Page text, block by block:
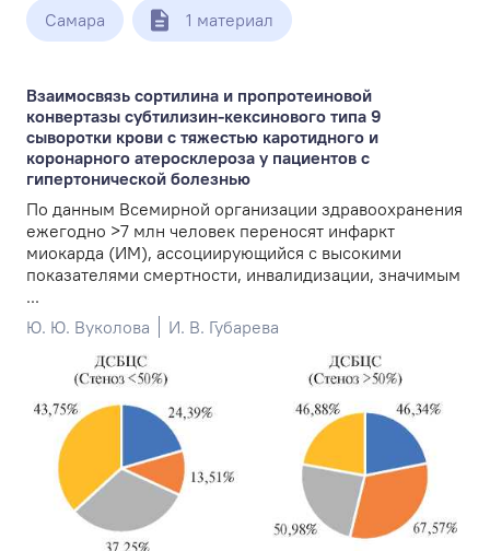
Самара 1 материал
Взаимосвязь сортилина и пропротеиновой
конвертазы субтилизин-кексинового типа 9
сыворотки крови с тяжестью каротидного и
коронарного атеросклероза у пациентов с
гипертонической болезнью
По данным Всемирной организации здравоохранения
ежегодно >7 млн человек переносят инфаркт
миокарда (ИМ), ассоциирующийся с высокими
показателями смертности, инвалидизации, значимым
...
Ю. Ю. Вуколова
И. В. Губарева